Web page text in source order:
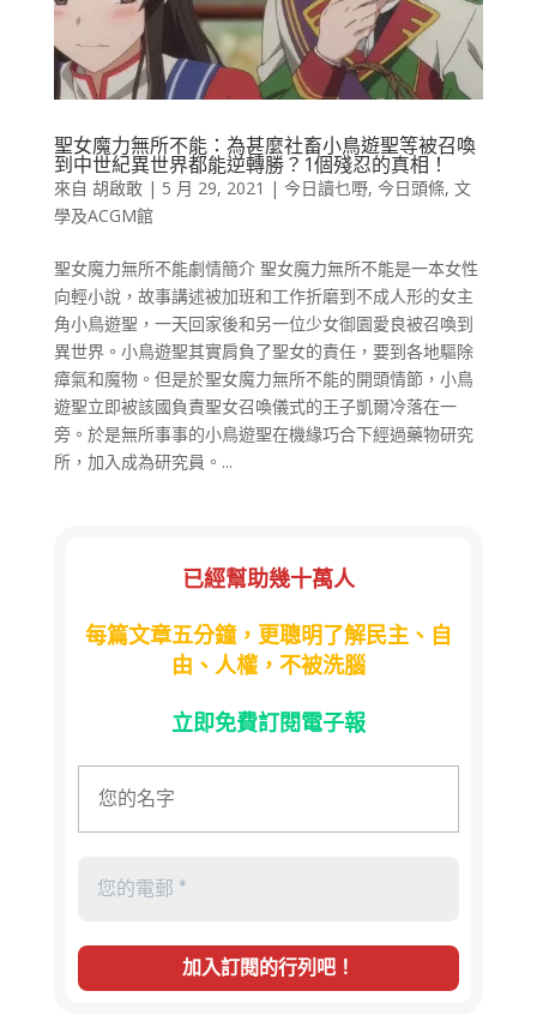
聖女魔力無所不能：為甚麼社畜小鳥遊聖等被召喚
到中世紀異世界都能逆轉勝？1個殘忍的真相！
來自 胡啟敢| 5 月 29, 2021 | 今日讀乜嘢, 今日頭條, 文
學及ACGM館
聖女魔力無所不能劇情簡介 聖女魔力無所不能是一本女性
向輕小說，故事講述被加班和工作折磨到不成人形的女主
角小鳥遊聖，一天回家後和另一位少女御園愛良被召喚到
異世界。小鳥遊聖其實肩負了聖女的責任，要到各地驅除
瘴氣和魔物。但是於聖女魔力無所不能的開頭情節，小鳥
遊聖立即被該國負責聖女召喚儀式的王子凱爾冷落在一
旁。於是無所事事的小鳥遊聖在機緣巧合下經過藥物研究
所，加入成為研究員。...
已經幫助幾十萬人
每篇文章五分鐘，更聰明了解民主、自
由、人權，不被洗腦
立即免費訂閱電子報